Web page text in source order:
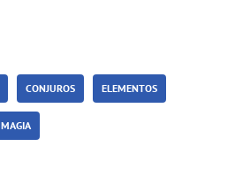
CONJUROS ELEMENTOS
MAGIA